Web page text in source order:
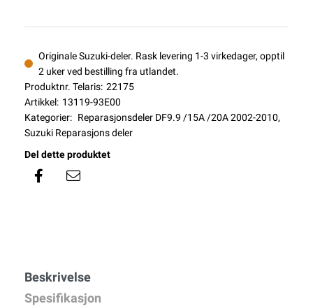
Originale Suzuki-deler. Rask levering 1-3 virkedager, opptil
2 uker ved bestilling fra utlandet.
Produktnr. Telaris: 22175
Artikkel: 13119-93E00
Kategorier: Reparasjonsdeler DF9.9 /15A /20A 2002-2010,
Suzuki Reparasjons deler
Del dette produktet
Beskrivelse
Spesifikasjon